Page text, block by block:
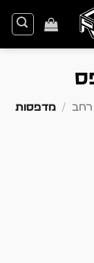
רחב / מדפסות